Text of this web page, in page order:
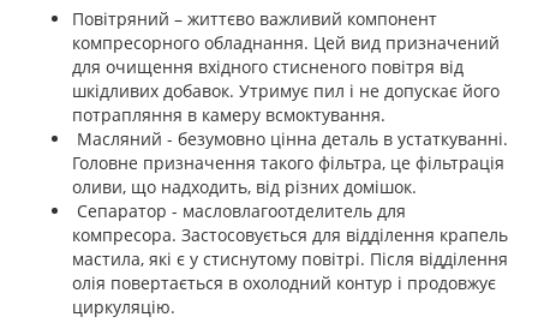
Повітряний – життєво важливий компонент
компресорного обладнання. Цей вид призначений
для очищення вхідного стисненого повітря від
шкідливих добавок. Утримує пил і не допускає його
потрапляння в камеру всмоктування.
Масляний - безумовно цінна деталь в устаткуванні.
Головне призначення такого фільтра, це фільтрація
оливи, що надходить, від різних домішок.
Сепаратор - масловлагоотделитель для
компресора. Застосовується для відділення крапель
мастила, які є у стиснутому повітрі. Після відділення
олія повертається в охолодний контур і продовжує
циркуляцію.